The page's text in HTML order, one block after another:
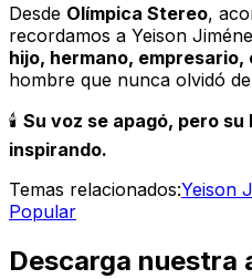
Desde Olímpica Stereo,
recordamos a Yeison
hijo, hermano,
hombre que nunca olvidó
🕯️ Su voz se apagó, pero
inspirando.
Temas relacionados:Yeison
Popular
Descarga nuestra